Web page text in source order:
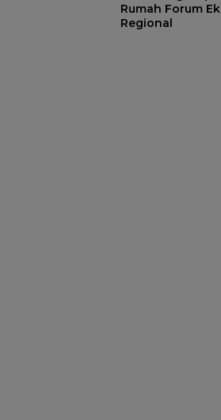
Rumah Forum
Regional